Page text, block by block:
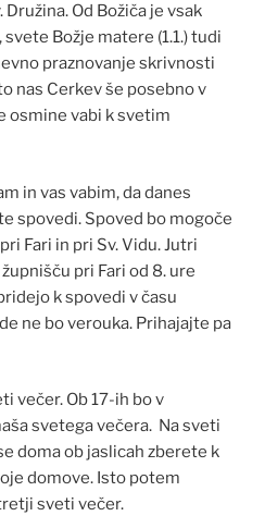
Družina. Od Božiča je vsak
Božje matere (1.1.) tudi
praznovanje skrivnosti
nas Cerkev še posebno v
osmine vabi k svetim
in vas vabim, da danes
spovedi. Spoved bo mogoče
Fari in pri Sv. Vidu. Jutri
pri Fari od 8. ure
k spovedi v času
ne bo verouka. Prihajajte pa
večer. Ob 17-ih bo v
svetega večera. Na sveti
doma ob jaslicah zberete k
domove. Isto potem
sveti večer.